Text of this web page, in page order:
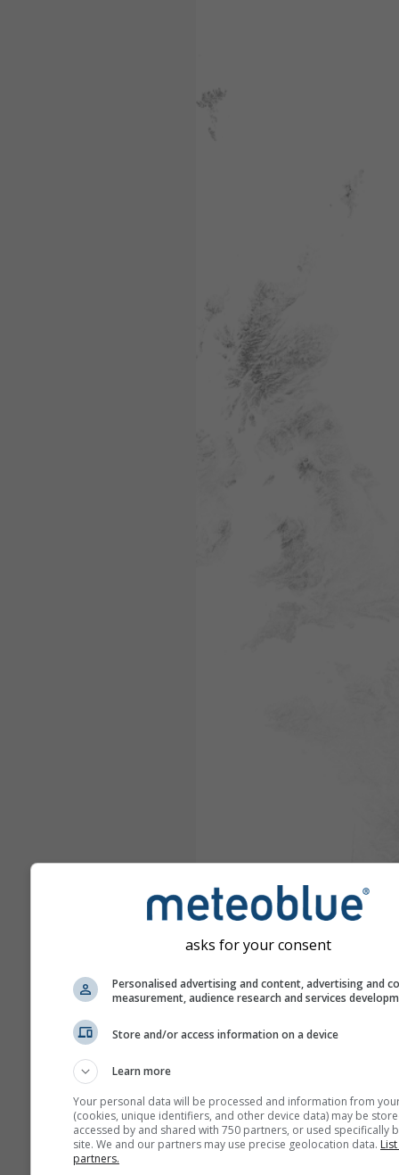
asks for your consent
Personalised advertising and content, advertising and
measurement, audience research and services
Store and/or access information on a device
Learn more
Your personal data will be processed and information from
(cookies, unique identifiers, and other device data) may be
accessed by and shared with 750 partners, or used specifically
site. We and our partners may use precise geolocation data.
partners.